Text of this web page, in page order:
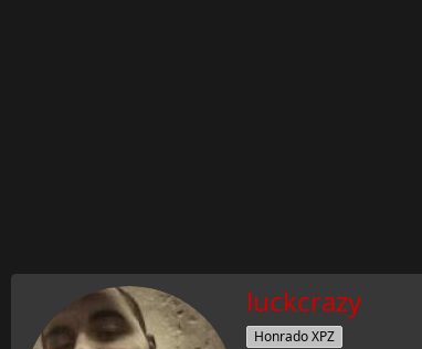
luckcrazy
Honrado XPZ